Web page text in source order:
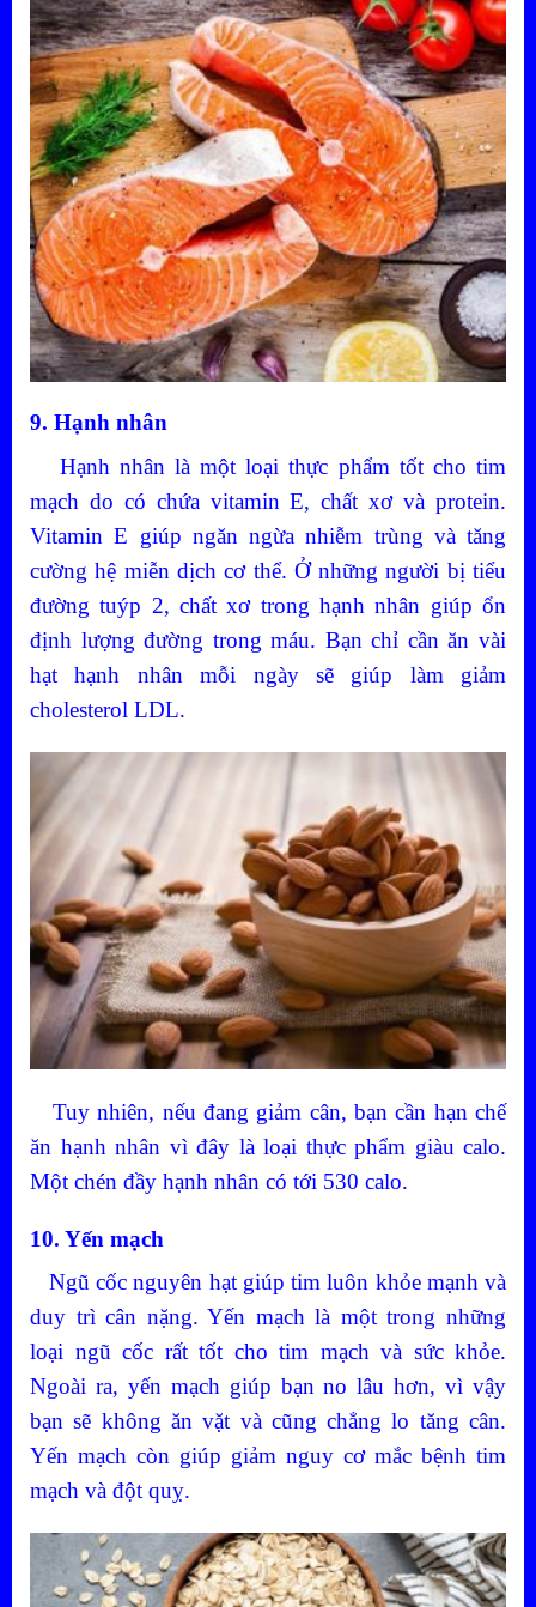
9. Hạnh nhân
Hạnh nhân là một loại thực phẩm tốt cho tim
mạch do có chứa vitamin E, chất xơ và protein.
Vitamin E giúp ngăn ngừa nhiễm trùng và tăng
cường hệ miễn dịch cơ thể. Ở những người bị tiểu
đường tuýp 2, chất xơ trong hạnh nhân giúp ổn
định lượng đường trong máu. Bạn chỉ cần ăn vài
hạt hạnh nhân mỗi ngày sẽ giúp làm giảm
cholesterol LDL.
Tuy nhiên, nếu đang giảm cân, bạn cần hạn chế
ăn hạnh nhân vì đây là loại thực phẩm giàu calo.
Một chén đầy hạnh nhân có tới 530 calo.
10. Yến mạch
Ngũ cốc nguyên hạt giúp tim luôn khỏe mạnh và
duy trì cân nặng. Yến mạch là một trong những
loại ngũ cốc rất tốt cho tim mạch và sức khỏe.
Ngoài ra, yến mạch giúp bạn no lâu hơn, vì vậy
bạn sẽ không ăn vặt và cũng chẳng lo tăng cân.
Yến mạch còn giúp giảm nguy cơ mắc bệnh tim
mạch và đột quỵ.